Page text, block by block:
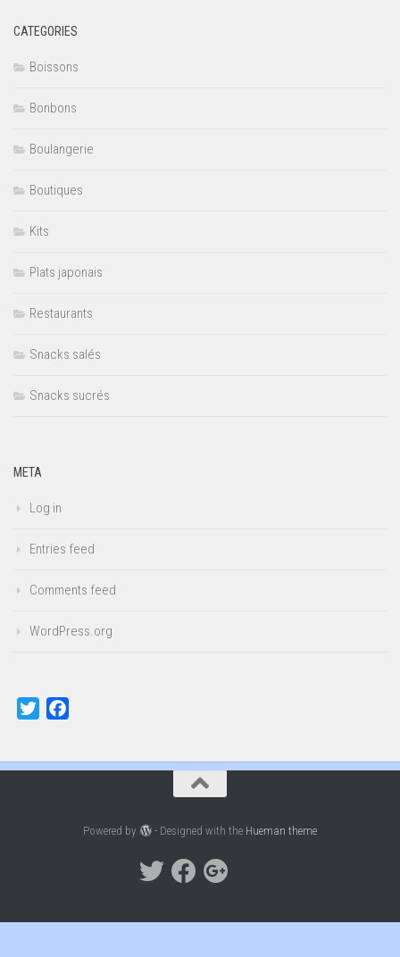
CATEGORIES
Boissons
Bonbons
Boulangerie
Boutiques
Kits
Plats japonais
Restaurants
Snacks salés
Snacks sucrés
META
Log in
Entries feed
Comments feed
WordPress.org
Twitter
Powered by - Designed with the Hueman theme